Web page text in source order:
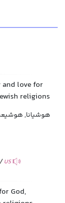
and love for
religions
هوشیانا,
US
God,